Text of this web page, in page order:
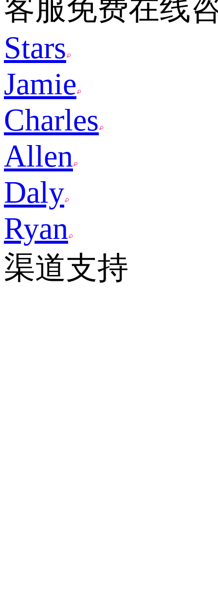
客服免费在线
Stars
Jamie
Charles
Allen
Daly
Ryan
渠道支持